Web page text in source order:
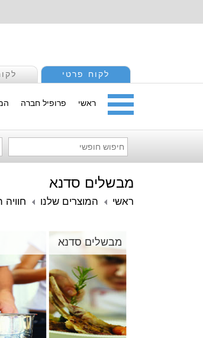
לקוח פרטי
ראשי פרופיל חברה
מבשלים סדנא
ראשי המוצרים שלנו
מבשלים סדנא